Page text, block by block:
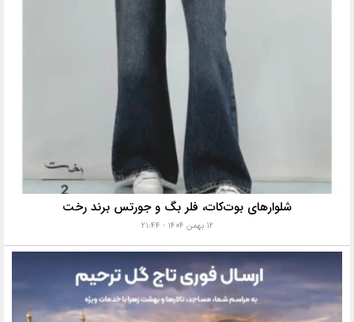
شلوارهای بوت‌کات، فلر بگ و جورتس برند رخت
۱۲ بهمن ۱۴۰۴ - ۲۱:۴۴